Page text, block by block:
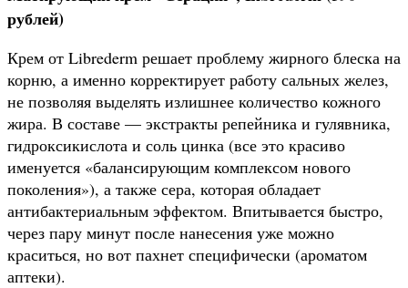
рублей)
Крем от Librederm решает проблему жирного блеска на
корню, а именно корректирует работу сальных желез,
не позволяя выделять излишнее количество кожного
жира. В составе — экстракты репейника и гулявника,
гидроксикислота и соль цинка (все это красиво
именуется «балансирующим комплексом нового
поколения»), а также сера, которая обладает
антибактериальным эффектом. Впитывается быстро,
через пару минут после нанесения уже можно
краситься, но вот пахнет специфически (ароматом
аптеки).